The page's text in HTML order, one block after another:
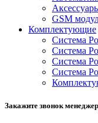
GSM
Комплектующие
Система
Система
Система
Система
Закажите звонок